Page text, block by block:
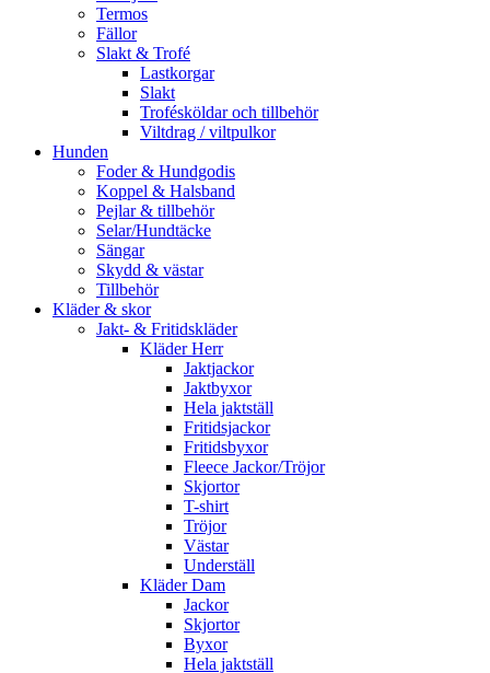
Termos
Fällor
Slakt & Trofé
Lastkorgar
Slakt
Trofésköldar och tillbehör
Viltdrag / viltpulkor
Hunden
Foder & Hundgodis
Koppel & Halsband
Pejlar & tillbehör
Selar/Hundtäcke
Sängar
Skydd & västar
Tillbehör
Kläder & skor
Jakt- & Fritidskläder
Kläder Herr
Jaktjackor
Jaktbyxor
Hela jaktställ
Fritidsjackor
Fritidsbyxor
Fleece Jackor/Tröjor
Skjortor
T-shirt
Tröjor
Västar
Underställ
Kläder Dam
Jackor
Skjortor
Byxor
Hela jaktställ